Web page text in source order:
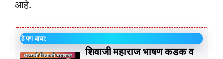
आहे.
हे पण वाचा:
शिवाजी महाराज भाषण कडक व